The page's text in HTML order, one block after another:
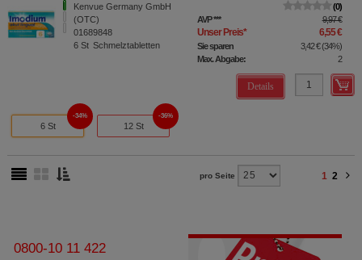
Kenvue Germany GmbH
(OTC)
01689848
6 St Schmelztabletten
0
AVP*** 9,97 €
Unser Preis* 6,55 €
Sie sparen 3,42 €(34%)
Max. Abgabe:
2
Details
6 St
34%
12 St
36%
pro Seite 1 2
0800-10 11 422